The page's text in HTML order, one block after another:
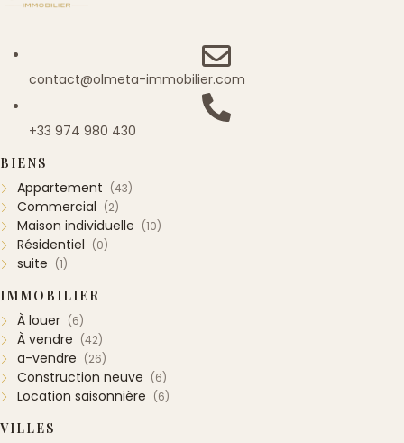
contact@olmeta-immobilier.com
+33 974 980 430
BIENS
Appartement (43)
Commercial (2)
Maison individuelle (10)
Résidentiel (0)
suite (1)
IMMOBILIER
À louer (6)
À vendre (42)
a-vendre (26)
Construction neuve (6)
Location saisonnière (6)
VILLES